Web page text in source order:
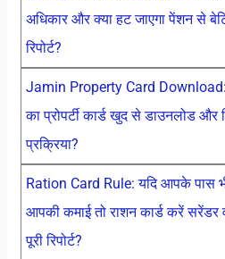
अधिकार और क्या हट जाएगा पेंशन से
रिपोर्ट?
Jamin Property Card Download:
का प्रोपर्टी कार्ड खुद से डाउनलोड और
प्रक्रिया?
Ration Card Rule: यदि आपके पास
आपकी कमाई तो राशन कार्ड करें सरेंडर
पूरी रिपोर्ट?